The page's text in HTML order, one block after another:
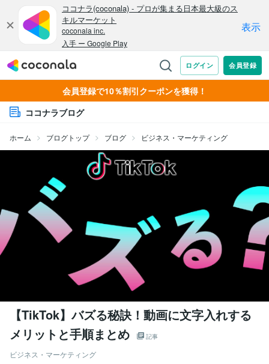
会員登録で10％割引クーポンを獲得！
ココナラブログ
ホーム ブログトップ ブログ ビジネス・マーケティング
【TikTok】バズる秘訣！動画に文字入れする
メリットと手順まとめ
記事
ビジネス・マーケティング